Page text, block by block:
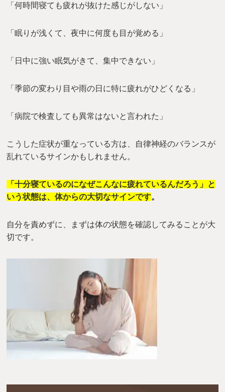
「何時間寝ても疲れが抜けた感じがしない」
「眠りが浅くて、夜中に何度も目が覚める」
「日中に強い眠気がきて、集中できない」
「季節の変わり目や雨の日に特に疲れがひどくなる」
「病院で検査しても異常はないと言われた」
こうした症状が重なっている方は、自律神経のバランスが
乱れているサインかもしれません。
「十分寝ているのになぜこんなに疲れているんだろう」と
いう状態は、体からの大切なサインです。
自分を責めずに、まずは体の状態を確認してみることが大
切です。